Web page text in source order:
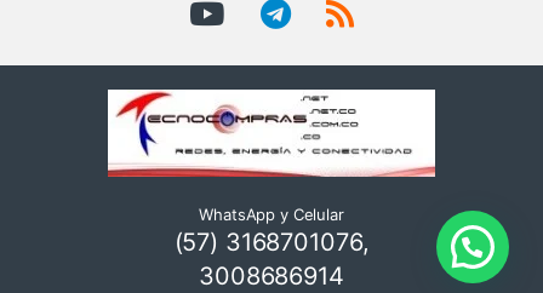
WhatsApp y Celular
(57) 3168701076,
3008686914